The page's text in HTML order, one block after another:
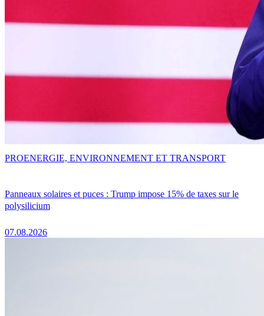
Panneaux solaires et puces : Trump impose 15% de taxes sur le
polysilicium
07.08.2026
PROENERGIE, ENVIRONNEMENT ET TRANSPORT